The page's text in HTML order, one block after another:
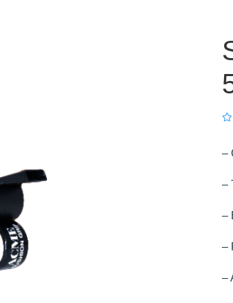
–
–
–
–
–